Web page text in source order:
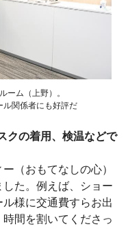
ーム（上野）。
ル関係者にも好評だ
クの着用、検温などで
（おもてなしの心）
た。例えば、ショー
様に交通費すらお出
間を割いてくださっ